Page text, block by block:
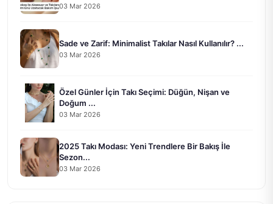
03 Mar 2026
Sade ve Zarif: Minimalist Takılar Nasıl Kullanılır? ...
03 Mar 2026
Özel Günler İçin Takı Seçimi: Düğün, Nişan ve
Doğum ...
03 Mar 2026
2025 Takı Modası: Yeni Trendlere Bir Bakış İle
Sezon...
03 Mar 2026